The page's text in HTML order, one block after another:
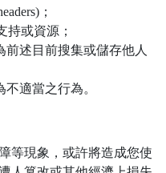
；
持或資源；
述目前搜集或儲存他人
適當之行為。
等現象，或許將造成您使